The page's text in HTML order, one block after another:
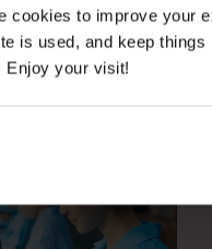
cookies to improve your
is used, and keep
Enjoy your visit!
bestehen bleiben.